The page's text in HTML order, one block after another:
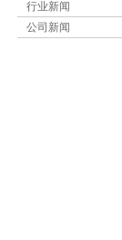
行业新闻
公司新闻